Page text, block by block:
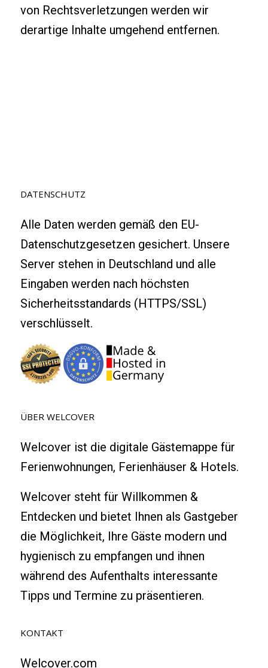
von Rechtsverletzungen werden wir
derartige Inhalte umgehend entfernen.
DATENSCHUTZ
Alle Daten werden gemäß den EU-
Datenschutzgesetzen gesichert. Unsere
Server stehen in Deutschland und alle
Eingaben werden nach höchsten
Sicherheitsstandards (HTTPS/SSL)
verschlüsselt.
ÜBER WELCOVER
Welcover ist die digitale Gästemappe für
Ferienwohnungen, Ferienhäuser & Hotels.
Welcover steht für Willkommen &
Entdecken und bietet Ihnen als Gastgeber
die Möglichkeit, Ihre Gäste modern und
hygienisch zu empfangen und ihnen
während des Aufenthalts interessante
Tipps und Termine zu präsentieren.
KONTAKT
Welcover.com